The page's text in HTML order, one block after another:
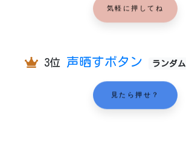
気軽に押してね
3位 声晒すボタン ランダム
見たら押せ？